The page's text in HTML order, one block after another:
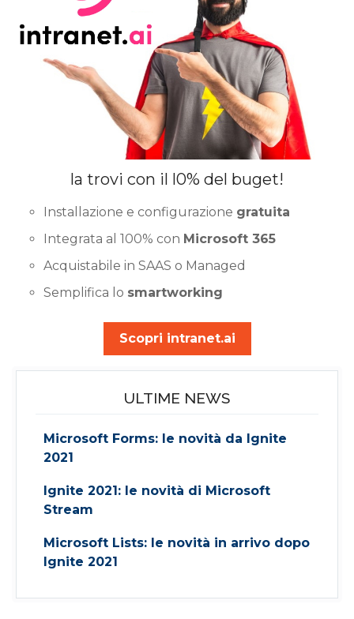
la trovi con il l0% del buget!
Installazione e configurazione gratuita
Integrata al 100% con Microsoft 365
Acquistabile in SAAS o Managed
Semplifica lo smartworking
Scopri intranet.ai
ULTIME NEWS
Microsoft Forms: le novità da Ignite
2021
Ignite 2021: le novità di Microsoft
Stream
Microsoft Lists: le novità in arrivo dopo
Ignite 2021